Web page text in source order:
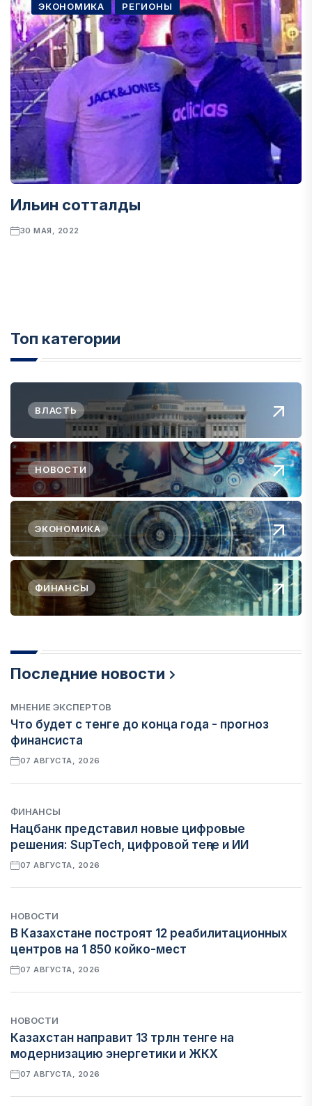
ЭКОНОМИКА РЕГИОНЫ
Ильин сотталды
30 МАЯ, 2022
Топ категории
ВЛАСТЬ
НОВОСТИ
ЭКОНОМИКА
ФИНАНСЫ
Последние новости
МНЕНИЕ ЭКСПЕРТОВ
Что будет с тенге до конца года - прогноз
финансиста
07 АВГУСТА, 2026
ФИНАНСЫ
Нацбанк представил новые цифровые
решения: SupTech, цифровой теңге и ИИ
07 АВГУСТА, 2026
НОВОСТИ
В Казахстане построят 12 реабилитационных
центров на 1 850 койко-мест
07 АВГУСТА, 2026
НОВОСТИ
Казахстан направит 13 трлн тенге на
модернизацию энергетики и ЖКХ
07 АВГУСТА, 2026